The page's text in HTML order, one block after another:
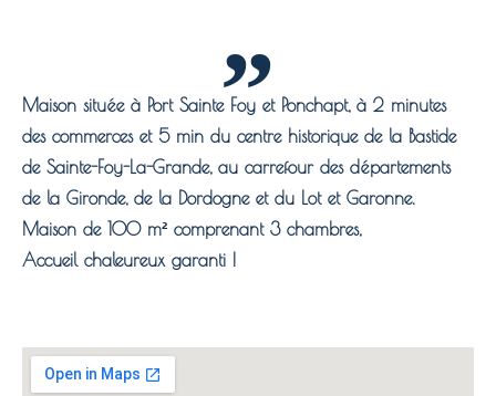
Maison située à Port Sainte Foy et Ponchapt, à 2 minutes
des commerces et 5 min du centre historique de la Bastide
de Sainte-Foy-La-Grande, au carrefour des départements
de la Gironde, de la Dordogne et du Lot et Garonne.
Maison de 100 m² comprenant 3 chambres,
Accueil chaleureux garanti !